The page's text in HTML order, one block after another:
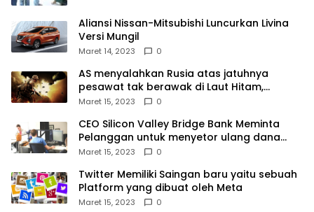
Aliansi Nissan-Mitsubishi Luncurkan Livina
Versi Mungil
Maret 14, 2023 0
AS menyalahkan Rusia atas jatuhnya
pesawat tak berawak di Laut Hitam,
Moskow menyangkal
Maret 15, 2023 0
CEO Silicon Valley Bridge Bank Meminta
Pelanggan untuk menyetor ulang dana
Mereka
Maret 15, 2023 0
Twitter Memiliki Saingan baru yaitu sebuah
Platform yang dibuat oleh Meta
Maret 15, 2023 0